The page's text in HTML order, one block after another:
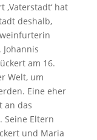
‚Vaterstadt‘ hat
deshalb,
am 16.
Welt, um
Eine eher
an das
Seine Eltern
und Maria